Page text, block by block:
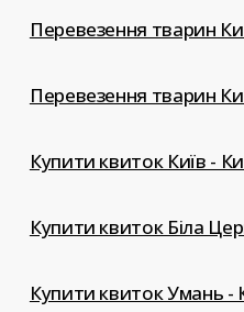
Перевезення тварин
Перевезення тварин
Купити квиток Київ -
Купити квиток Біла
Купити квиток Умань -